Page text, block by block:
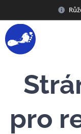
pro